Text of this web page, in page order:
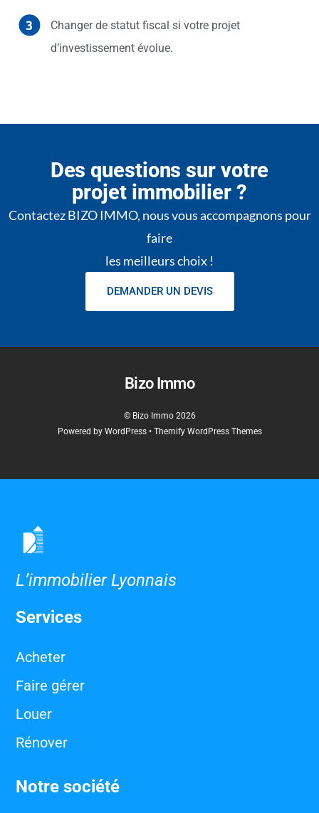
Changer de statut fiscal si votre projet
d’investissement évolue.
Des questions sur votre
projet immobilier ?
Contactez BIZO IMMO, nous vous accompagnons pour
faire
les meilleurs choix !
DEMANDER UN DEVIS
Bizo Immo
© Bizo Immo2026
Powered by WordPress• Themify WordPress Themes
L’immobilier Lyonnais
Services
Acheter
Faire gérer
Louer
Rénover
Notre société